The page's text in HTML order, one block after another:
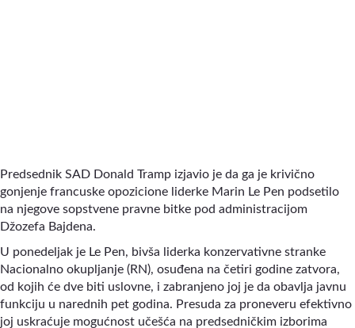
Predsednik SAD Donald Tramp izjavio je da ga je krivično
gonjenje francuske opozicione liderke Marin Le Pen podsetilo
na njegove sopstvene pravne bitke pod administracijom
Džozefa Bajdena.
U ponedeljak je Le Pen, bivša liderka konzervativne stranke
Nacionalno okupljanje (RN), osuđena na četiri godine zatvora,
od kojih će dve biti uslovne, i zabranjeno joj je da obavlja javnu
funkciju u narednih pet godina. Presuda za proneveru efektivno
joj uskraćuje mogućnost učešća na predsedničkim izborima